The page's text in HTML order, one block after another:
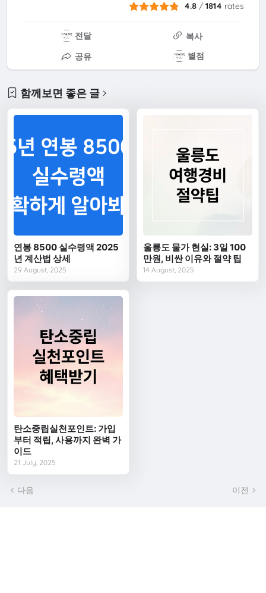
4.8 /1814 rates
전달
복사
공유
별점
함께보면 좋은 글
연봉 8500 실수령액 2025
년 계산법 상세
29 August, 2025
울릉도 물가 현실: 3일 100
만원, 비싼 이유와 절약 팁
14 August, 2025
탄소중립실천포인트: 가입
부터 적립, 사용까지 완벽 가
이드
21 July, 2025
다음 이전